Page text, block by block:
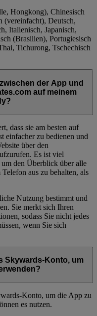
Hongkong), Chinesisch
(vereinfacht), Deutsch,
Italienisch, Japanisch,
(Brasilien), Portugiesisch
Tichurong, Tschechisch
der App und
auf meinem
dass sie am besten auf
einfacher zu bedienen und
über den
Es ist viel
den Überblick über alle
aus zu behalten, als
Nutzung bestimmt und
Sie merkt sich Ihren
sodass Sie nicht jedes
wenn Sie sich
Skywards-Konto, um
Konto, um die App zu
es nutzen.